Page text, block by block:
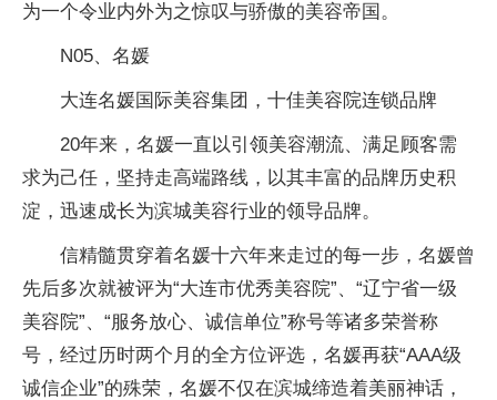
为一个令业内外为之惊叹与骄傲的美容帝国。
N05、名媛
大连名媛国际美容集团，十佳美容院连锁品牌
20年来，名媛一直以引领美容潮流、满足顾客需
求为己任，坚持走高端路线，以其丰富的品牌历史积
淀，迅速成长为滨城美容行业的领导品牌。
信精髓贯穿着名媛十六年来走过的每一步，名媛曾
先后多次就被评为“大连市优秀美容院”、“辽宁省一级
美容院”、“服务放心、诚信单位”称号等诸多荣誉称
号，经过历时两个月的全方位评选，名媛再获“AAA级
诚信企业”的殊荣，名媛不仅在滨城缔造着美丽神话，